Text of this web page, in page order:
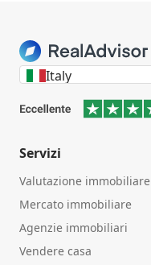
Italy
Servizi
Valutazione immobiliare
Mercato immobiliare
Agenzie immobiliari
Vendere casa